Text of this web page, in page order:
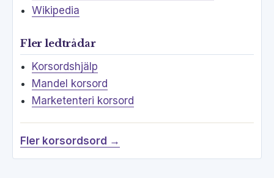
Wikipedia
Fler ledtrådar
Korsordshjälp
Mandel korsord
Marketenteri korsord
Fler korsordsord →